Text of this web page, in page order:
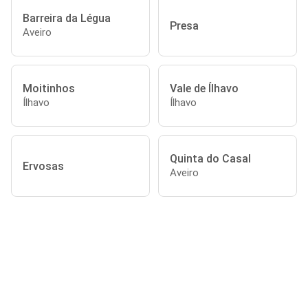
Barreira da Légua
Aveiro Presa
Moitinhos
Ílhavo
Vale de Ílhavo
Ílhavo
Ervosas
Quinta do Casal
Aveiro